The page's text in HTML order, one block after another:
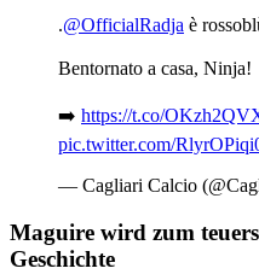
.@OfficialRadja è
Bentornato a casa, Ninja!
➡️ https://t.co/
pic.twitter.com/
— Cagliari Calcio
Maguire wird zum
Geschichte